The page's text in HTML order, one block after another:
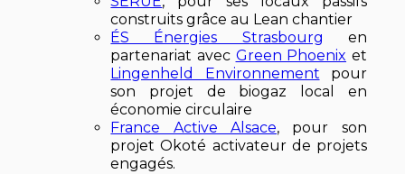
construits grâce au Lean chantier
ÉS Énergies Strasbourg en
partenariat avec Green Phoenix et
Lingenheld Environnement pour
son projet de biogaz local en
économie circulaire
France Active Alsace, pour son
projet Okoté activateur de projets
engagés.